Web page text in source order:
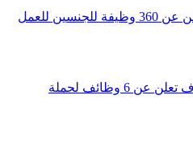
مستشفى الحبيب التخصصي يعلن عن 360 وظيفة للجنسين للعمل
شركة ينبع أرامكو سينوبك ياسرف تعلن عن 6 وظائف لحملة